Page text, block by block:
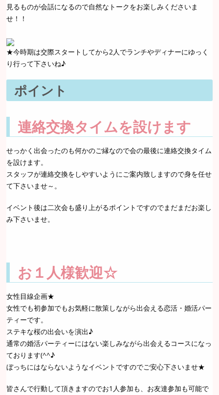
見るものが会話になるので自然なトークをお楽しみくださいま
せ！！
★今時期は交際スタートしてから2人でランチやディナーにゆっく
り行って下さいね♪
ポイント
連絡交換タイムを設けます
せっかく出会ったのも何かのご縁なので会の最後に連絡交換タイム
を設けます。
スタッフが連絡交換をしやすいようにご案内致しますので身を任せ
て下さいませ～。
イベント後は二次会も盛り上がるポイントですのでまだまだお楽し
み下さいませ。
お１人様歓迎☆
女性目線企画★
女性でも初参加でもお気軽に散策しながら出会える恋活・婚活パー
ティーです。
ステキな桜の出会いを演出♪
通常の婚活パーティーにはない楽しみながら出会えるコースになっ
ております(^^♪
ぼっちにはならないようなイベントですのでご安心下さいませ★
皆さんで行動して頂きますのでお1人参加も、お友達参加も可能で